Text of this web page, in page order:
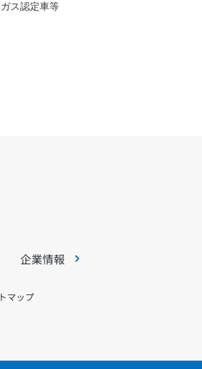
ガス認定車等
企業情報
マップ